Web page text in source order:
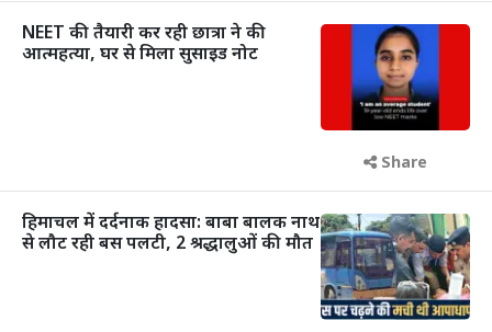
NEET की तैयारी कर रही छात्रा ने की
आत्महत्या, घर से मिला सुसाइड नोट
Share
हिमाचल में दर्दनाक हादसा: बाबा बालक नाथ
से लौट रही बस पलटी, 2 श्रद्धालुओं की मौत